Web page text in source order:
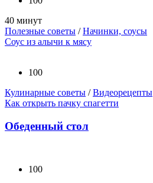
40 минут
Полезные советы /Начинки, соусы
Соус из алычи к мясу
100
Кулинарные советы /Видеорецепты
Как открыть пачку спагетти
Обеденный стол
100